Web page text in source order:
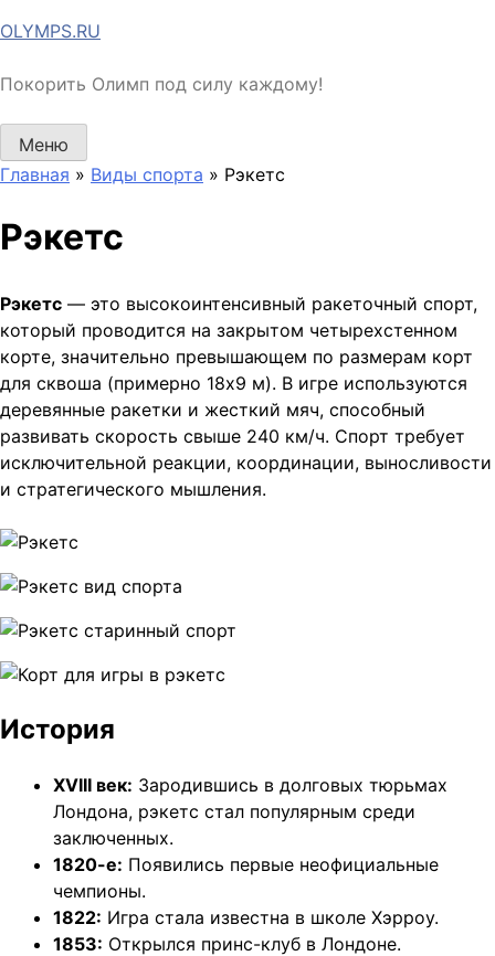
Перейти
содержимому
OLYMPS.RU
Покорить Олимп под силу каждому!
Меню
Главная » Виды спорта » Рэкетс
Рэкетс
Рэкетс — это высокоинтенсивный ракеточный спорт,
который проводится на закрытом четырехстенном
корте, значительно превышающем по размерам корт
для сквоша (примерно 18х9 м). В игре используются
деревянные ракетки и жесткий мяч, способный
развивать скорость свыше 240 км/ч. Спорт требует
исключительной реакции, координации, выносливости
и стратегического мышления.
История
XVIII век: Зародившись в долговых тюрьмах
Лондона, рэкетс стал популярным среди
заключенных.
1820-е: Появились первые неофициальные
чемпионы.
1822: Игра стала известна в школе Хэрроу.
1853: Открылся принс-клуб в Лондоне.